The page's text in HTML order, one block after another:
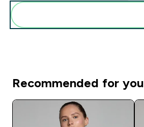
Recommended for you